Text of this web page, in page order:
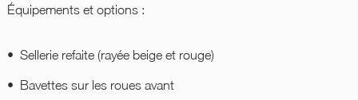
Équipements et options :
• ⁠ ⁠Sellerie refaite (rayée beige et rouge)
• ⁠ ⁠Bavettes sur les roues avant